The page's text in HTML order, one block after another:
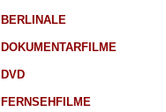
BERLINALE
DOKUMENTARFILME
DVD
FERNSEHFILME